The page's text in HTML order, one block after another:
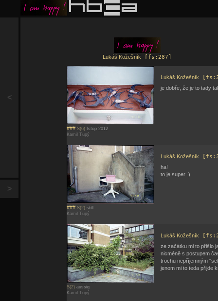
<
>
Lukáš Kožešník [fs:287]
### S(6) fstop 2012
Kamil Tupý
Lukáš Kožešník
je dobře, že je to tady
### S(2) still
Kamil Tupý
Lukáš Kožešník
ha!
to je super .)
S(2) aussig
Kamil Tupý
Lukáš Kožešník
ze začátku mi to přišlo
nicméně s postupem
trochu nepříjemným
jenom mi to teda přijde